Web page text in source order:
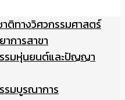
ติทางวิศวกรรมศาสตร์
การสาขา
รรมหุ่นยนต์และปัญญา
รมบูรณาการ